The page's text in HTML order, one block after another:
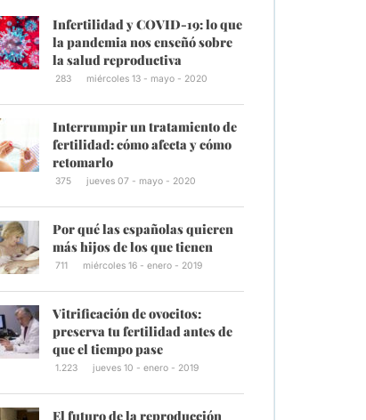
Infertilidad y COVID-19: lo que
la pandemia nos enseñó sobre
la salud reproductiva
283 miércoles 13 - mayo - 2020
Interrumpir un tratamiento de
fertilidad: cómo afecta y cómo
retomarlo
375 jueves 07 - mayo - 2020
Por qué las españolas quieren
más hijos de los que tienen
711 miércoles 16 - enero - 2019
Vitrificación de ovocitos:
preserva tu fertilidad antes de
que el tiempo pase
1.223 jueves 10 - enero - 2019
El futuro de la reproducción